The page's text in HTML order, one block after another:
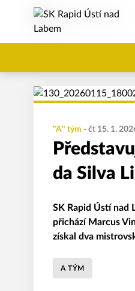
"A" tým - čt 15. 1.
da Silva
SK Rapid Ústí nad
přichází Marcus
získal dva
A TÝM